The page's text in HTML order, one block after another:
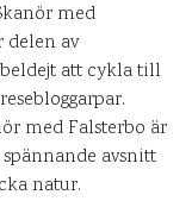
med
delen av
att cykla till
med Falsterbo är
avsnitt
natur.